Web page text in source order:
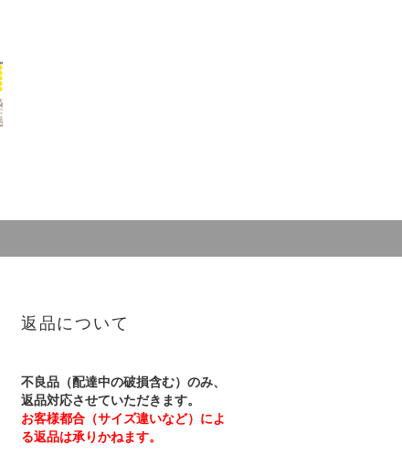
返品について
不良品（配達中の破損含む）のみ、
返品対応させていただきます。
お客様都合（サイズ違いなど）によ
る返品は承りかねます。